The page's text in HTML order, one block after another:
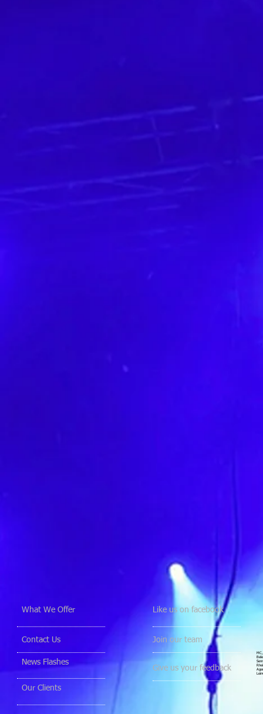
What We Offer
Contact Us
News Flashes
Our Clients
Like us on facebook
Join our team
Give us your feedback